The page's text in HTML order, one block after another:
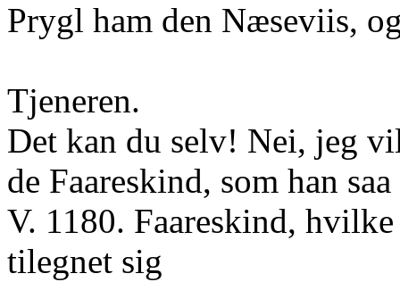
Prygl ham den Næseviis,
Tjeneren.
Det kan du selv! Nei, jeg
de Faareskind, som han
V. 1180. Faareskind,
tilegnet sig